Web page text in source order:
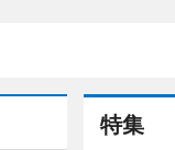
特集